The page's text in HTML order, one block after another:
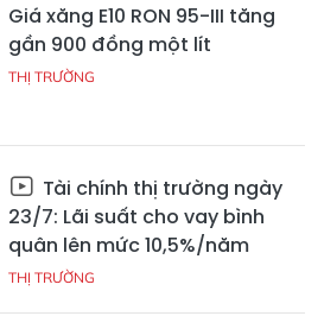
Giá xăng E10 RON 95-III tăng
gần 900 đồng một lít
THỊ TRƯỜNG
Tài chính thị trường ngày
23/7: Lãi suất cho vay bình
quân lên mức 10,5%/năm
THỊ TRƯỜNG